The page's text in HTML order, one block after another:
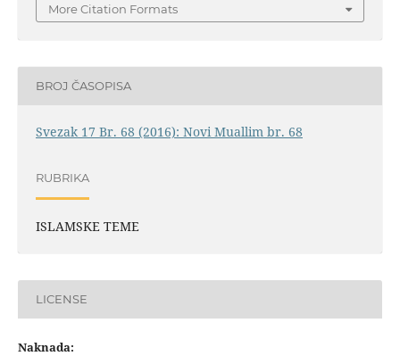
More Citation Formats
BROJ ČASOPISA
Svezak 17 Br. 68 (2016): Novi Muallim br. 68
RUBRIKA
ISLAMSKE TEME
LICENSE
Naknada: